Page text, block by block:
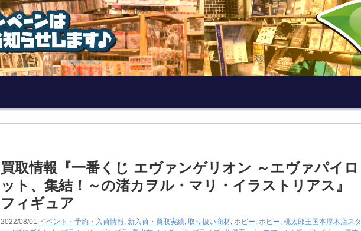
買取情報『一番くじ エヴァンゲリオン ～エヴァパイロ
ット、集結！～の渚カヲル・マリ・イラストリアス』
フィギュア
2022/08/01| イベント・予約・入荷情報, 新入荷・買取実績, 取り扱い商材, ホビー, ホビー, 桃太郎王国本厚木店スタ